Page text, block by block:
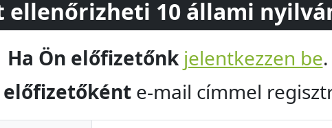
ellenőrizheti 10 állami
Ha Ön előfizetőnk jelentkezzen be.
előfizetőként e-mail címmel